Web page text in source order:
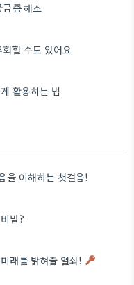
증 해소
할 수도 있어요
활용하는 법
을 이해하는 첫걸음!
밀?
래를 밝혀줄 열쇠!